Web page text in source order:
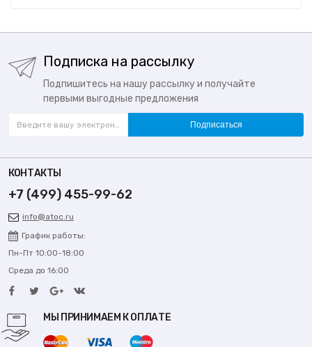
Подписка на рассылку
Подпишитесь на нашу рассылку и получайте
первыми выгодные предложения
Подписаться
КОНТАКТЫ
+7 (499) 455-99-62
info@atoc.ru
График работы:
Пн-Пт 10:00-18:00
Среда до 16:00
МЫ ПРИНИМАЕМ К ОПЛАТЕ